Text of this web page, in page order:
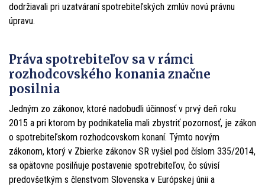
dodržiavali pri uzatváraní spotrebiteľských zmlúv novú právnu
úpravu.
Práva spotrebiteľov sa v rámci
rozhodcovského konania značne
posilnia
Jedným zo zákonov, ktoré nadobudli účinnosť v prvý deň roku
2015 a pri ktorom by podnikatelia mali zbystriť pozornosť, je zákon
o spotrebiteľskom rozhodcovskom konaní. Týmto novým
zákonom, ktorý v Zbierke zákonov SR vyšiel pod číslom 335/2014,
sa opätovne posilňuje postavenie spotrebiteľov, čo súvisí
predovšetkým s členstvom Slovenska v Európskej únii a